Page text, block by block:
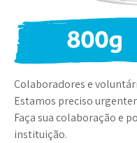
Colaboradores e
Estamos preciso
Faça sua colaboração e
instituição.